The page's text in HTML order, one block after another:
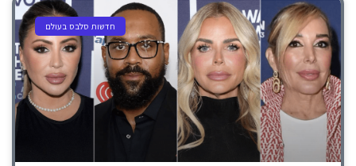
חדשות סלבס בעולם